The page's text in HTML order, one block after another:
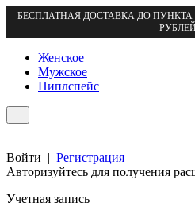
БЕСПЛАТНАЯ ДОСТАВКА ДО ПУНКТА
Женское
Мужское
Пиплспейс
Войти | Регистрация
Авторизуйтесь для получения
Учетная запись